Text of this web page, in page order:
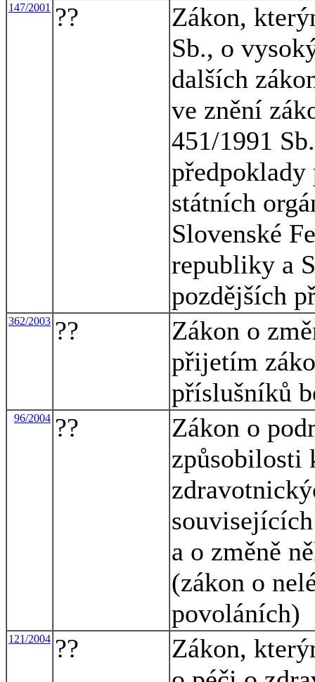
147/2001 ??
Zákon,
Sb., o
dalších
ve znění
451/1991
státních
Slovenské
republiky a
pozdějších
362/2003 ??
Zákon o
přijetím
příslušníků
96/2004 ??
Zákon o
způsobilosti
a o změně
(zákon o
povoláních)
121/2004 ??
Zákon,